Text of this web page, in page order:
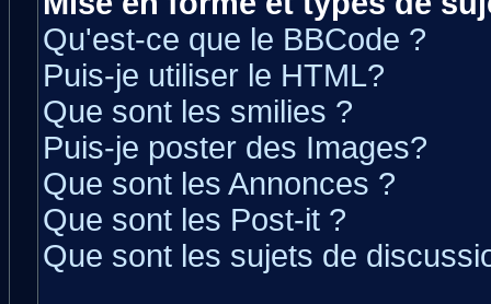
Qu'est-ce que le BBCode ?
Puis-je utiliser le HTML?
Que sont les smilies ?
Puis-je poster des Images?
Que sont les Annonces ?
Que sont les Post-it ?
Que sont les sujets de